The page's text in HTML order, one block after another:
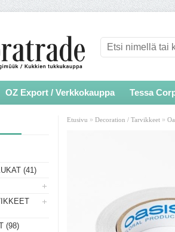
OZ Export / Verkkokauppa Tessa
(41)
(98)
Etusivu » Decoration / Tarvikkeet »